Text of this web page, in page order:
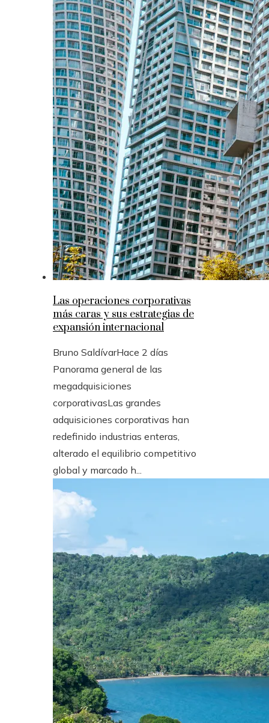
Las operaciones corporativas
más caras y sus estrategias de
expansión internacional
Bruno SaldívarHace 2 días
Panorama general de las
megadquisiciones
corporativasLas grandes
adquisiciones corporativas han
redefinido industrias enteras,
alterado el equilibrio competitivo
global y marcado h...